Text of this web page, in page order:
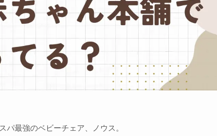
パ最強のベビーチェア、ノウス。